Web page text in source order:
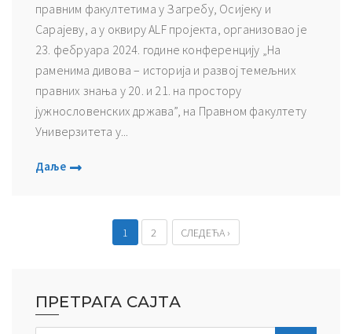
правним факултетима у Загребу, Осијеку и
Сарајеву, а у оквиру ALF пројекта, организовао је
23. фебруара 2024. године конференцију „На
раменима дивова – историја и развој темељних
правних знања у 20. и 21. на простору
јужнословенских држава”, на Правном факултету
Универзитета у...
Даље
1 2 СЛЕДЕЋА ›
ПРЕТРАГА САЈТА